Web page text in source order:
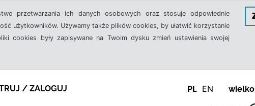
przetwarzania ich danych osobowych oraz stosuje odpowiednie
użytkowników. Używamy także plików cookies, by ułatwić korzystanie
cookies były zapisywane na Twoim dysku zmień ustawienia swojej
/ ZALOGUJ PL EN